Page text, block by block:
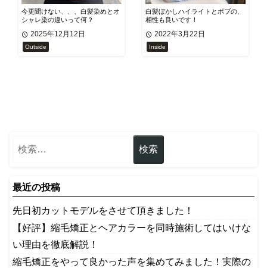
今更聞けない、、、白髪染めとオ
シャレ染の違いって何？
2025年12月12日
Outside
白髪ぼかしハイライトとボブの、
相性も良いです！
2022年3月22日
Inside
最近の投稿
先日初カットモデルをさせて頂きました！
【好評】縮毛矯正とヘアカラーを同時施術してはいけな
い理由を徹底解説！
縮毛矯正をやって良かった声を集めてみました！実際の